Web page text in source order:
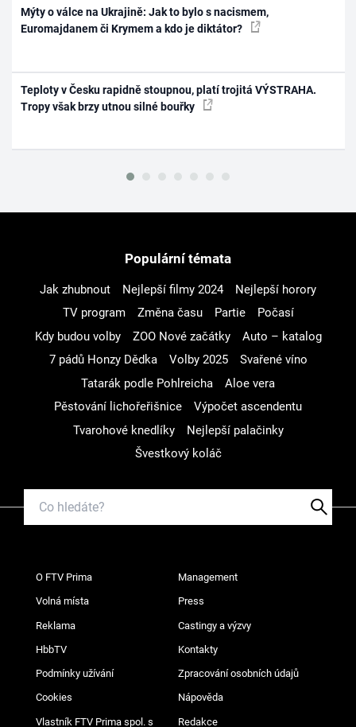
Mýty o válce na Ukrajině: Jak to bylo s nacismem,
Euromajdanem či Krymem a kdo je diktátor?
Teploty v Česku rapidně stoupnou, platí trojitá VÝSTRAHA.
Tropy však brzy utnou silné bouřky
Populární témata
Jak zhubnout Nejlepší filmy 2024
Nejlepší horory
TV program
Změna času Partie
Počasí
Kdy budou volby
ZOO Nové začátky
Auto – katalog
7 pádů Honzy Dědka
Volby 2025
Svařené víno
Tatarák podle Pohlreicha
Aloe vera
Pěstování lichořeřišnice
Výpočet ascendentu
Tvarohové knedlíky
Nejlepší palačinky
Švestkový koláč
O FTV Prima Management
Volná místa Press
Reklama Castingy a výzvy
HbbTV Kontakty
Podmínky užívání Zpracování osobních údajů
Cookies Nápověda
Vlastník FTV Prima spol. s Redakce